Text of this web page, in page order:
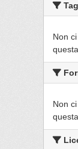
Tag
Non
Non